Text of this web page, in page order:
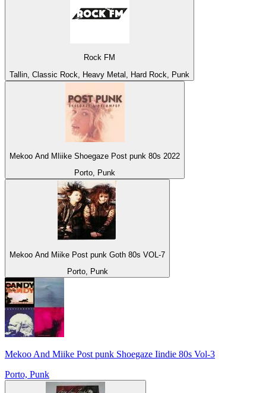
Rock FM
Tallin, Classic Rock, Heavy Metal, Hard Rock, Punk
Mekoo And MIiike Shoegaze Post punk 80s 2022
Porto, Punk
Mekoo And Miike Post punk Goth 80s VOL-7
Porto, Punk
Mekoo And Miike Post punk Shoegaze Iindie 80s Vol-3
Porto, Punk